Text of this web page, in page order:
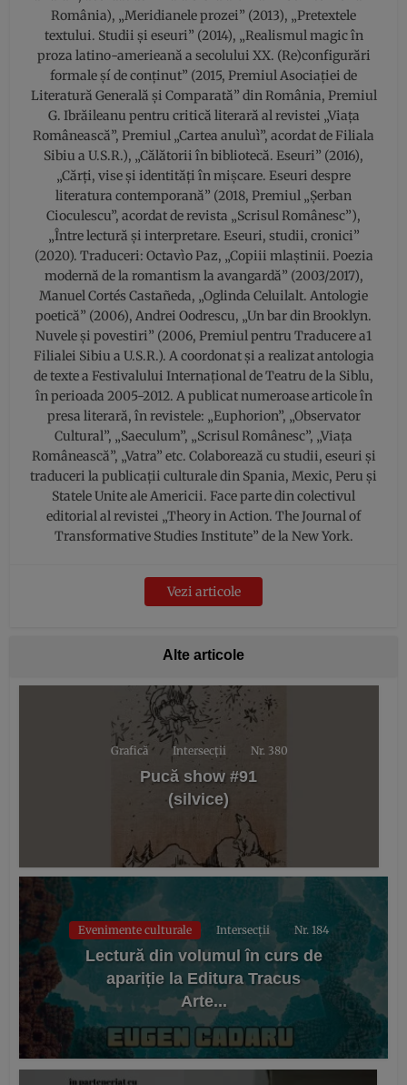
România), „Meridianele prozei” (2013), „Pretextele
textului. Studii și eseuri” (2014), „Realismul magic în
proza latino-amerieană a secolului XX. (Re)configurări
formale şí de conținut” (2015, Premiul Asociației de
Literatură Generală și Comparată” din România, Premiul
G. Ibrăileanu pentru critică literară al revistei „Viața
Românească”, Premiul „Cartea anuluì”, acordat de Filiala
Sibiu a U.S.R.), „Călătorii în bibliotecă. Eseuri” (2016),
„Cărți, vise și identități în mișcare. Eseuri despre
literatura contemporană” (2018, Premiul „Șerban
Cioculescu”, acordat de revista „Scrisul Românesc”),
„Între lectură și interpretare. Eseuri, studii, cronici”
(2020). Traduceri: Octavìo Paz, „Copiii mlaștinii. Poezia
modernă de la romantism la avangardă” (2003/2017),
Manuel Cortés Castañeda, „Oglinda Celuilalt. Antologie
poetică” (2006), Andrei Oodrescu, „Un bar din Brooklyn.
Nuvele şi povestiri” (2006, Premiul pentru Traducere a1
Filialei Sibiu a U.S.R.). A coordonat şi a realizat antologia
de texte a Festivalului Internațional de Teatru de la Siblu,
în perioada 2005-2012. A publicat numeroase articole în
presa literară, în revistele: „Euphorion”, „Observator
Cultural”, „Saeculum”, „Scrisul Românesc”, „Viața
Românească”, „Vatra” etc. Colaborează cu studii, eseuri şi
traduceri la publicații culturale din Spania, Mexic, Peru şi
Statele Unite ale Americii. Face parte din colectivul
editorial al revistei „Theory in Action. The Journal of
Transformative Studies Institute” de la New York.
Vezi articole
Alte articole
Grafică Intersecții Nr. 380
Pucă show #91
(silvice)
Evenimente culturale Intersecții Nr. 184
Lectură din volumul în curs de
apariție la Editura Tracus
Arte...